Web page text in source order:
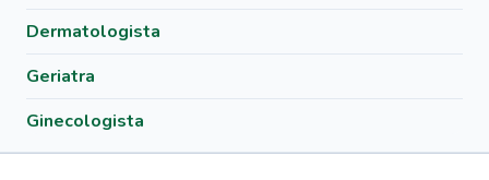
Dermatologista
Geriatra
Ginecologista